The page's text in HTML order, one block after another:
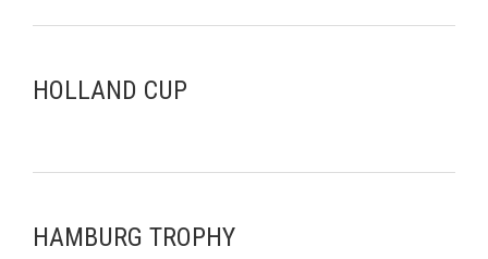
HOLLAND CUP
HAMBURG TROPHY